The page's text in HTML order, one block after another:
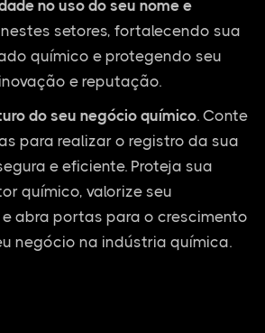
no uso do seu nome e
nestes setores, fortalecendo sua
químico e protegendo seu
e reputação.
do seu negócio químico. Conte
para realizar o registro da sua
e eficiente. Proteja sua
químico, valorize seu
abra portas para o crescimento
negócio na indústria química.